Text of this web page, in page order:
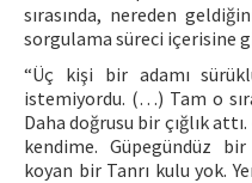
sırasında, nereden
sorgulama süreci içerisine
“Üç kişi bir adamı
istemiyordu. (…) Tam o
Daha doğrusu bir çığlık
kendime. Güpegündüz
koyan bir Tanrı kulu yok.